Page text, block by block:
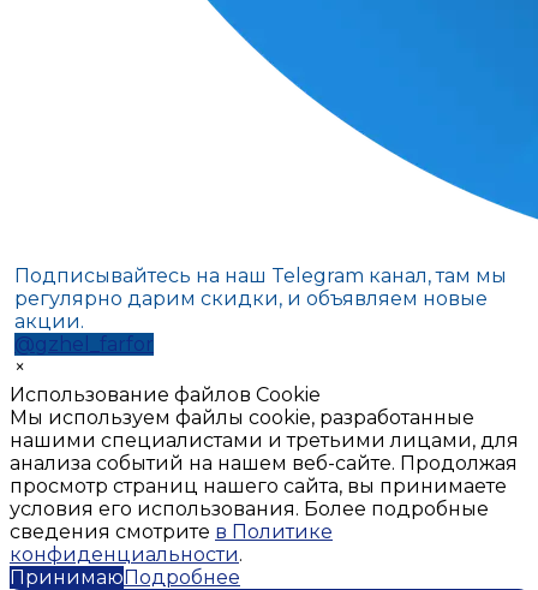
Подписывайтесь на наш Telegram канал, там мы
регулярно дарим скидки, и объявляем новые
акции.
@gzhel_farfor
×
Использование файлов Cookie
Мы используем файлы cookie, разработанные
нашими специалистами и третьими лицами, для
анализа событий на нашем веб-сайте. Продолжая
просмотр страниц нашего сайта, вы принимаете
условия его использования. Более подробные
сведения смотрите в Политике
конфиденциальности.
ПринимаюПодробнее